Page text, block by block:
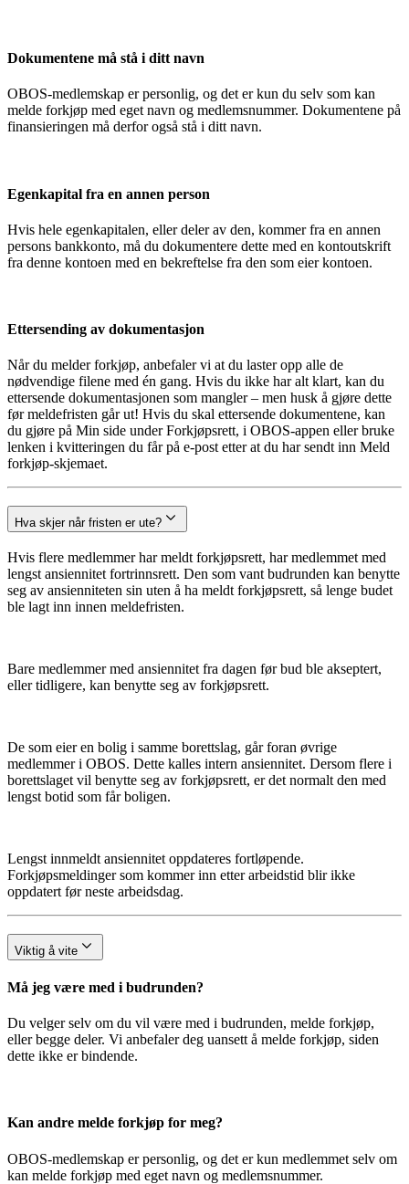
Dokumentene må stå i ditt navn
OBOS-medlemskap er personlig, og det er kun du selv som kan
melde forkjøp med eget navn og medlemsnummer. Dokumentene på
finansieringen må derfor også stå i ditt navn.
Egenkapital fra en annen person
Hvis hele egenkapitalen, eller deler av den, kommer fra en annen
persons bankkonto, må du dokumentere dette med en kontoutskrift
fra denne kontoen med en bekreftelse fra den som eier kontoen.
Ettersending av dokumentasjon
Når du melder forkjøp, anbefaler vi at du laster opp alle de
nødvendige filene med én gang. Hvis du ikke har alt klart, kan du
ettersende dokumentasjonen som mangler – men husk å gjøre dette
før meldefristen går ut! Hvis du skal ettersende dokumentene, kan
du gjøre på Min side under Forkjøpsrett, i OBOS-appen eller bruke
lenken i kvitteringen du får på e-post etter at du har sendt inn Meld
forkjøp-skjemaet.
Hva skjer når fristen er ute?
Hvis flere medlemmer har meldt forkjøpsrett, har medlemmet med
lengst ansiennitet fortrinnsrett. Den som vant budrunden kan benytte
seg av ansienniteten sin uten å ha meldt forkjøpsrett, så lenge budet
ble lagt inn innen meldefristen.
Bare medlemmer med ansiennitet fra dagen før bud ble akseptert,
eller tidligere, kan benytte seg av forkjøpsrett.
De som eier en bolig i samme borettslag, går foran øvrige
medlemmer i OBOS. Dette kalles intern ansiennitet. Dersom flere i
borettslaget vil benytte seg av forkjøpsrett, er det normalt den med
lengst botid som får boligen.
Lengst innmeldt ansiennitet oppdateres fortløpende.
Forkjøpsmeldinger som kommer inn etter arbeidstid blir ikke
oppdatert før neste arbeidsdag.
Viktig å vite
Må jeg være med i budrunden?
Du velger selv om du vil være med i budrunden, melde forkjøp,
eller begge deler. Vi anbefaler deg uansett å melde forkjøp, siden
dette ikke er bindende.
Kan andre melde forkjøp for meg?
OBOS-medlemskap er personlig, og det er kun medlemmet selv om
kan melde forkjøp med eget navn og medlemsnummer.